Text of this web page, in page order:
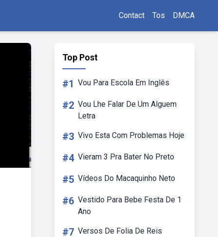
Contact Tos DMCA
Top Post
#1 Vou Para Escola Em Inglês
#2 Vou Lhe Falar De Um Alguem
Letra
#3 Vivo Esta Com Problemas Hoje
#4 Vieram 3 Pra Bater No Preto
#5 Vídeos Do Macaquinho Neto
#6 Vestido Para Bebe Festa De 1
Ano
#7 Versos De Folia De Reis